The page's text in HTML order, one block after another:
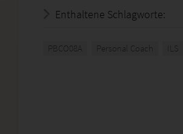
Enthaltene Schlagworte:
PBCO08A Personal Coach ILS